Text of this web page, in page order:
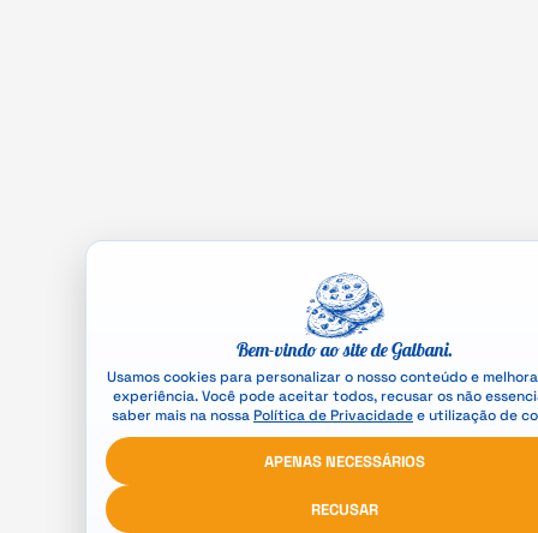
Bem-vindo ao site de Galbani.
Usamos cookies para personalizar o nosso conteúdo e
experiência. Você pode aceitar todos, recusar os não
saber mais na nossaPolítica de Privacidadee utilização de
APENAS NECESSÁRIOS
RECUSAR